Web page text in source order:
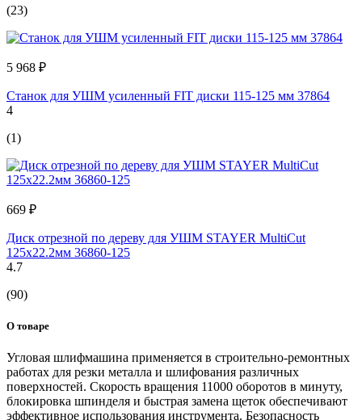
(23)
5 968 ₽
Станок для УШМ усиленный FIT диски 115-125 мм 37864
4
(1)
669 ₽
Диск отрезной по дереву для УШМ STAYER MultiCut
125х22.2мм 36860-125
4.7
(90)
О товаре
Угловая шлифмашина применяется в строительно-ремонтных
работах для резки металла и шлифования различных
поверхностей. Скорость вращения 11000 оборотов в минуту,
блокировка шпинделя и быстрая замена щеток обеспечивают
эффективное использования инструмента. Безопасность